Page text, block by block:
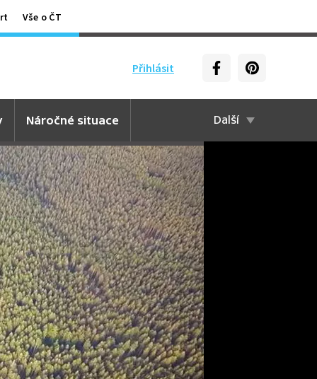
Vše o ČT
Přihlásit
Náročné situace Další